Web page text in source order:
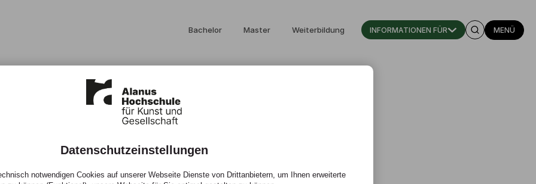
Bachelor Master Weiterbildung INFORMATIONEN FÜR MENÜ
Datenschutzeinstellungen
notwendigen Cookies auf unserer Webseite Dienste von Drittanbietern, um Ihnen erweiterte